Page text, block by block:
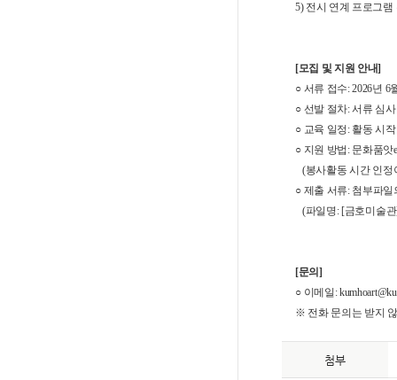
5) 전시 연계 프로그램
[모집 및 지원 안내]
○ 서류 접수:2026년 6
○ 선발 절차:서류 심
○ 교육 일정: 활동 시
○ 지원 방법: 문화품
(봉사활동 시간 인정
○ 제출 서류: 첨부파
(파일명: [금호미술
[문의]
○ 이메일:
※ 전화 문의는 받지
첨부